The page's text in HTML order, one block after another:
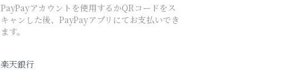
PayPayアカウントを使用するかQRコードをス
キャンした後、PayPayアプリにてお支払いでき
ます。
楽天銀行